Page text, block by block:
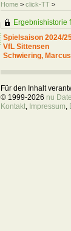
Home > click-TT >
Ergebnishistorie
Spielsaison 2024/
VfL Sittensen
Schwiering, Marcus
Für den Inhalt
© 1999-2026 nu
Kontakt, Impressum,